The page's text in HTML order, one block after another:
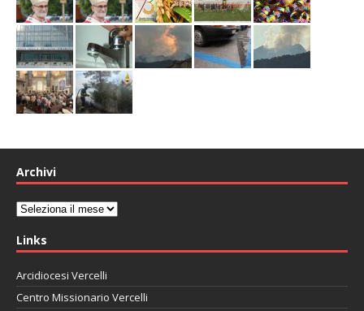
Archivi
Archivi
Links
Arcidiocesi Vercelli
Centro Missionario Vercelli